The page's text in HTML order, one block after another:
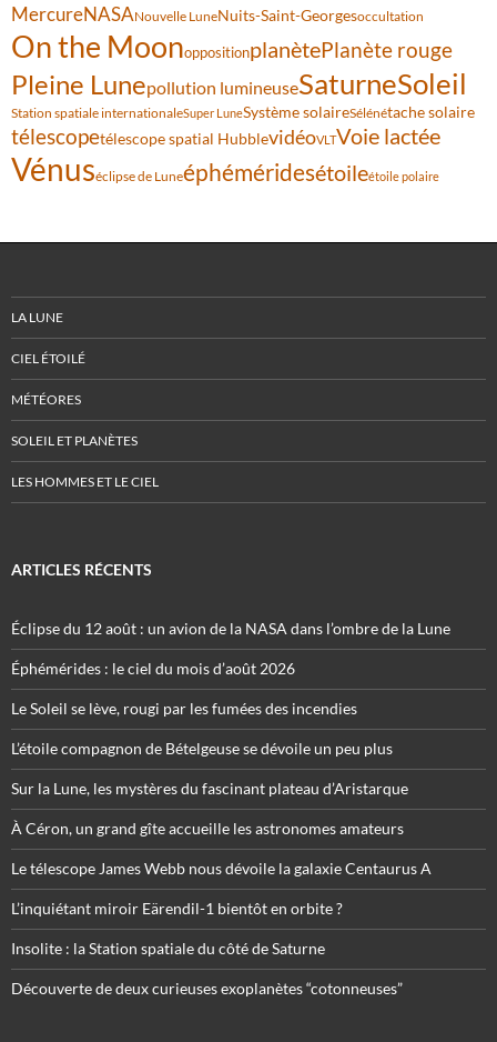
MercureNASANouvelle LuneNuits-Saint-Georgesoccultation
On the MoonoppositionplanètePlanète rouge
Pleine Lunepollution lumineuseSaturneSoleil
Station spatiale internationaleSuper LuneSystème solaireSélénétache solaire
télescopetélescope spatial HubblevidéoVLTVoie lactée
Vénuséclipse de Luneéphéméridesétoileétoile polaire
LA LUNE
CIEL ÉTOILÉ
MÉTÉORES
SOLEIL ET PLANÈTES
LES HOMMES ET LE CIEL
ARTICLES RÉCENTS
Éclipse du 12 août : un avion de la NASA dans l’ombre de la Lune
Éphémérides : le ciel du mois d’août 2026
Le Soleil se lève, rougi par les fumées des incendies
L’étoile compagnon de Bételgeuse se dévoile un peu plus
Sur la Lune, les mystères du fascinant plateau d’Aristarque
À Céron, un grand gîte accueille les astronomes amateurs
Le télescope James Webb nous dévoile la galaxie Centaurus A
L’inquiétant miroir Eärendil-1 bientôt en orbite ?
Insolite : la Station spatiale du côté de Saturne
Découverte de deux curieuses exoplanètes “cotonneuses”